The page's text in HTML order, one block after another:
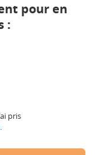
pour en
:
pris
.